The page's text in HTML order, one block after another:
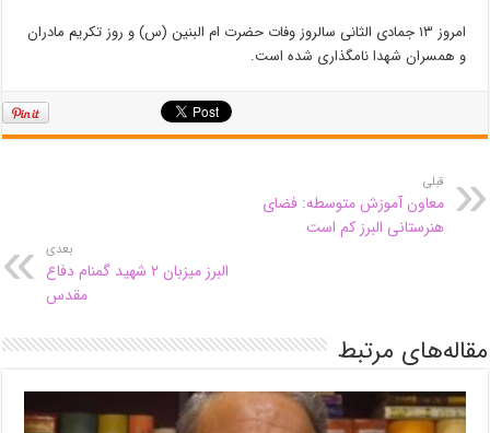
امروز ۱۳ جمادی الثانی سالروز وفات حضرت ام البنین (س) و روز تکریم مادران
و همسران شهدا نامگذاری شده است.
قبلی
معاون آموزش متوسطه: فضای
هنرستانی البرز کم است
بعدی
البرز میزبان ۲ شهید گمنام دفاع
مقدس
مقاله‌های مرتبط